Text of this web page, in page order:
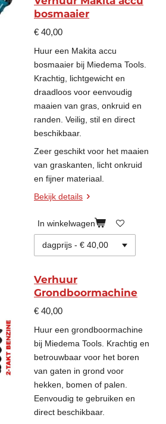
bosmaaier
€ 40,00
Huur een Makita accu
bosmaaier bij Miedema Tools.
Krachtig, lichtgewicht en
draadloos voor eenvoudig
maaien van gras, onkruid en
randen. Veilig, stil en direct
beschikbaar.
Zeer geschikt voor het maaien
van graskanten, licht onkruid
en fijner materiaal.
Bekijk details
In winkelwagen
Verhuur
Grondboormachine
€ 40,00
Huur een grondboormachine
bij Miedema Tools. Krachtig en
betrouwbaar voor het boren
van gaten in grond voor
hekken, bomen of palen.
Eenvoudig te gebruiken en
direct beschikbaar.